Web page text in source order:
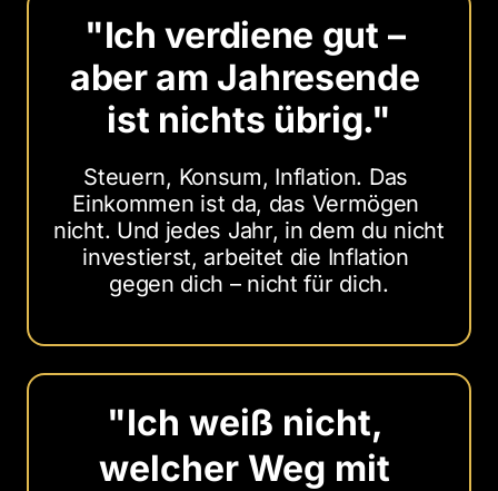
"Ich verdiene gut
–
aber am
ist nichts übrig."
Steuern, Konsum, Inflation. Das
Einkommen ist da, das Vermögen
nicht. Und jedes Jahr, in dem du nicht
investierst, arbeitet die Inflation
gegen dich – nicht für dich.
"Ich weiß
welcher Weg